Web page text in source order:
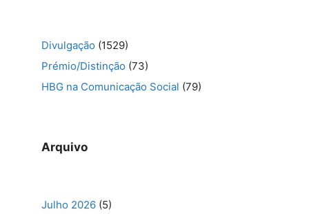
Divulgação (1529)
Prémio/Distinção (73)
HBG na Comunicação Social (79)
Arquivo
Julho 2026 (5)